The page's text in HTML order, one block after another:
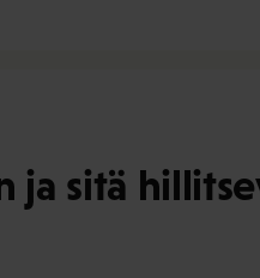
ja sitä